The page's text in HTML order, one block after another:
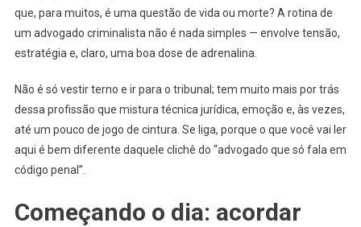
que, para muitos, é uma questão de vida ou morte? A rotina de
um advogado criminalista não é nada simples — envolve tensão,
estratégia e, claro, uma boa dose de adrenalina.
Não é só vestir terno e ir para o tribunal; tem muito mais por trás
dessa profissão que mistura técnica jurídica, emoção e, às vezes,
até um pouco de jogo de cintura. Se liga, porque o que você vai ler
aqui é bem diferente daquele clichê do “advogado que só fala em
código penal”.
Começando o dia: acordar